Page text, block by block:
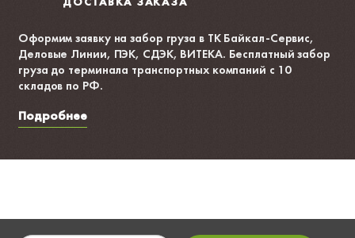
Оформим заявку на забор груза в ТК Байкал-Сервис,
Деловые Линии, ПЭК, СДЭК, ВИТЕКА. Бесплатный забор
груза до терминала транспортных компаний с 10
складов по РФ.
Подробнее